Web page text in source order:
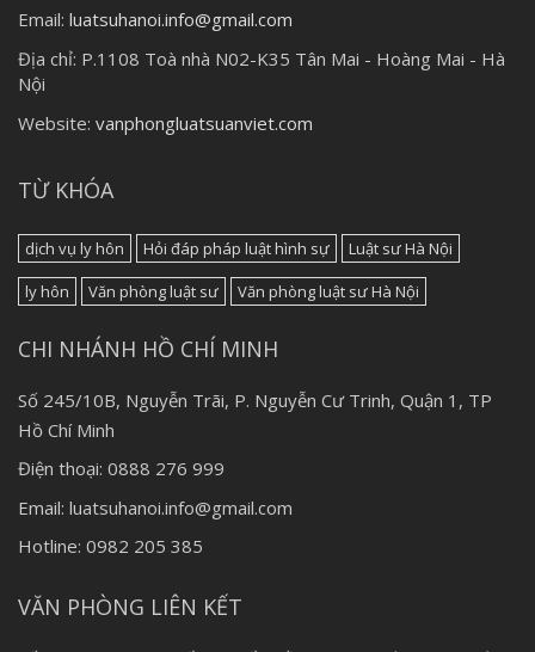
Email: luatsuhanoi.info@gmail.com
Địa chỉ: P.1108 Toà nhà N02-K35 Tân Mai - Hoàng Mai - Hà
Nội
Website: vanphongluatsuanviet.com
TỪ KHÓA
dịch vụ ly hôn Hỏi đáp pháp luật hình sự
Luật sư Hà Nội
ly hôn
Văn phòng luật sư Văn phòng luật sư Hà Nội
CHI NHÁNH HỒ CHÍ MINH
Số 245/10B, Nguyễn Trãi, P. Nguyễn Cư Trinh, Quận 1, TP
Hồ Chí Minh
Điện thoại: 0888 276 999
Email: luatsuhanoi.info@gmail.com
Hotline: 0982 205 385
VĂN PHÒNG LIÊN KẾT